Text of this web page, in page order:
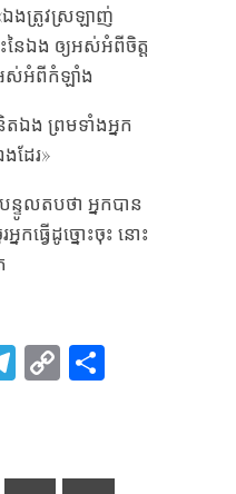
ឯង​ត្រូវ​ស្រឡាញ់​
ះ​នៃ​ឯង ឲ្យ​អស់​អំពី​ចិត្ត
អំពី​កំឡាំង
ង ព្រម​ទាំង​អ្នក​
ដែរ»
ន្ទូល​តប​ថា អ្នក​បាន​
នក​ធ្វើ​ដូច្នោះ​ចុះ នោះ​
T
gr
C
y e